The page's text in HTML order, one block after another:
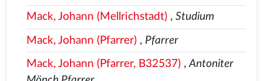
Mack, Johann (Mellrichstadt), Studium
Mack, Johann (Pfarrer), Pfarrer
Mack, Johann (Pfarrer, B32537), Antoniter